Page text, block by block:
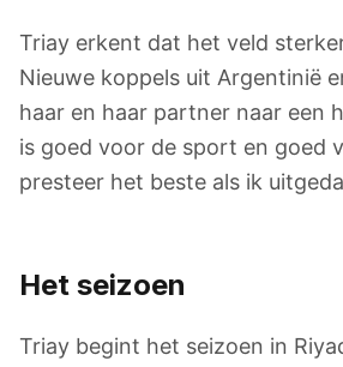
Triay erkent dat het veld
Nieuwe koppels uit Argentinië
haar en haar partner naar een
is goed voor de sport en goed
presteer het beste als ik
Het seizoen
Triay begint het seizoen in